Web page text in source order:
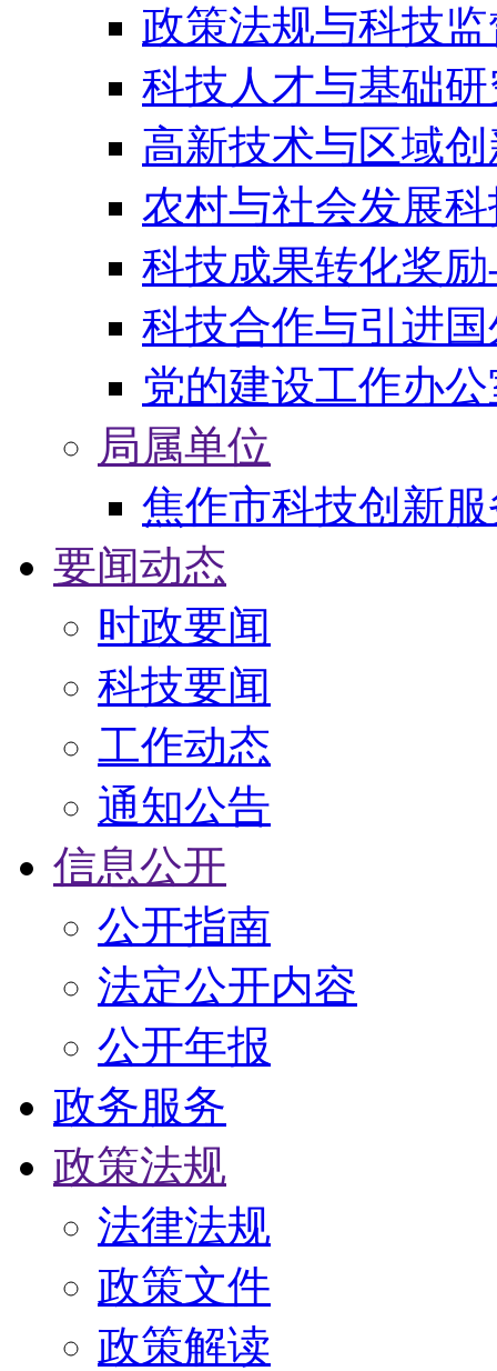
政策法规与科技
科技人才与基础
高新技术与区域
农村与社会发展
科技成果转化奖
科技合作与引进
党的建设工作办
局属单位
焦作市科技创新
要闻动态
时政要闻
科技要闻
工作动态
通知公告
信息公开
公开指南
法定公开内容
公开年报
政务服务
政策法规
法律法规
政策文件
政策解读